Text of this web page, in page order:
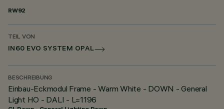
RW92
TEIL VON
IN60 EVO SYSTEM OPAL
BESCHREIBUNG
Einbau-Eckmodul Frame - Warm White - DOWN - General
Light HO - DALI - L=1196